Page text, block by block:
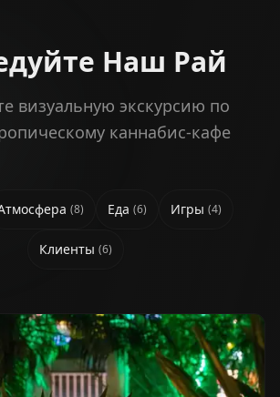
Наш Рай
визуальную экскурсию по
каннабис-кафе
(8) Еда (6) Игры (4)
Клиенты (6)